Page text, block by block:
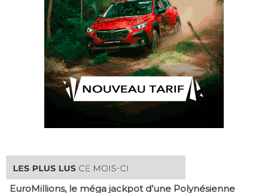
EuroMillions, ​le méga jackpot d’une Polynésienne